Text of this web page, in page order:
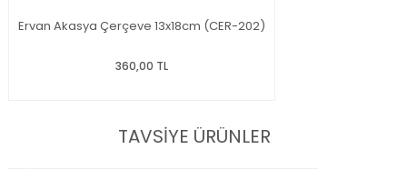
Ervan Akasya Çerçeve 13x18cm (CER-202)
360,00 TL
TAVSİYE ÜRÜNLER